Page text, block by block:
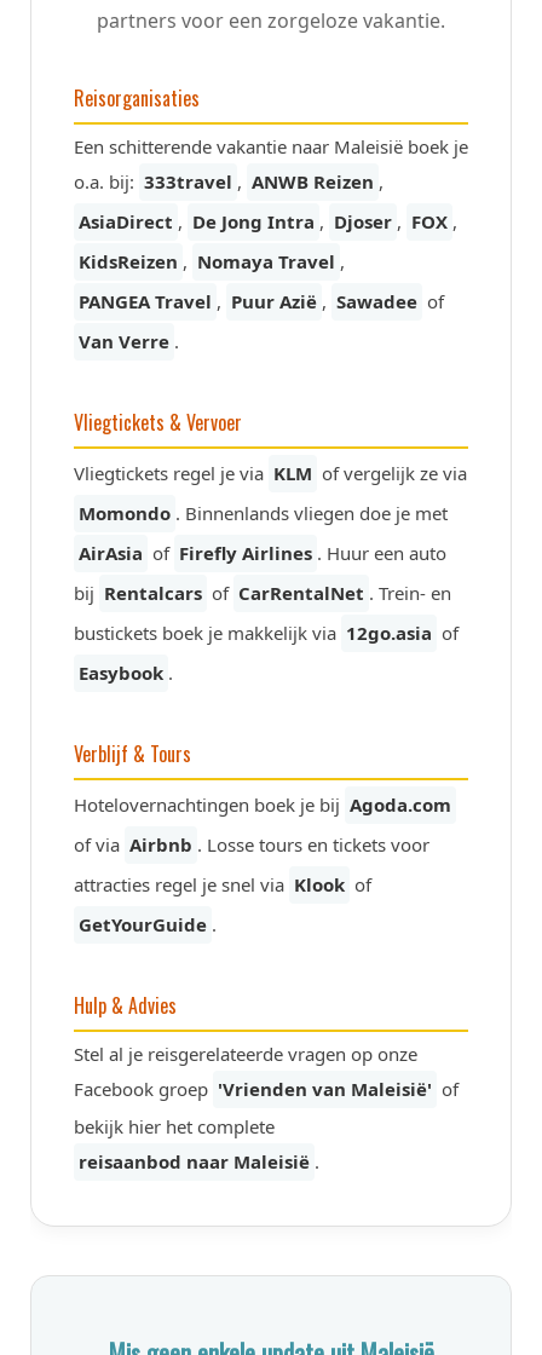
partners voor een zorgeloze vakantie.
Reisorganisaties
Een schitterende vakantie naar Maleisië boek je
o.a. bij: 333travel , ANWB Reizen ,
AsiaDirect , De Jong Intra , Djoser , FOX ,
KidsReizen , Nomaya Travel ,
PANGEA Travel , Puur Azië , Sawadee of
Van Verre .
Vliegtickets & Vervoer
Vliegtickets regel je via KLM of vergelijk ze via
Momondo . Binnenlands vliegen doe je met
AirAsia of Firefly Airlines . Huur een auto
bij Rentalcars of CarRentalNet . Trein- en
bustickets boek je makkelijk via 12go.asia of
Easybook .
Verblijf & Tours
Hotelovernachtingen boek je bij Agoda.com
of via Airbnb . Losse tours en tickets voor
attracties regel je snel via Klook of
GetYourGuide .
Hulp & Advies
Stel al je reisgerelateerde vragen op onze
Facebook groep 'Vrienden van Maleisië' of
bekijk hier het complete
reisaanbod naar Maleisië .